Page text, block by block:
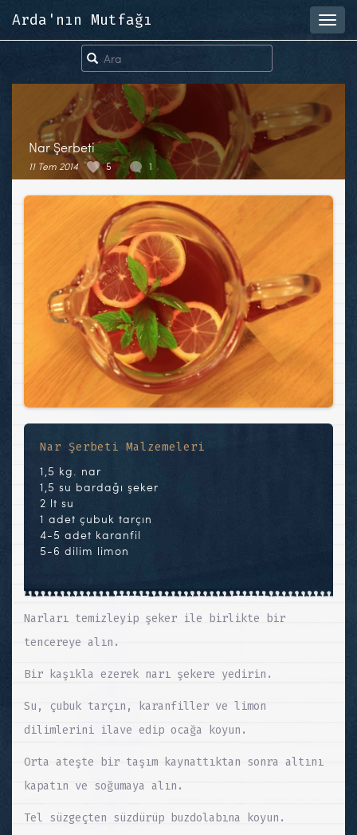
Arda'nın Mutfağı
Nar Şerbeti
11 Tem 2014 5 1
Nar Şerbeti Malzemeleri
1,5 kg. nar
1,5 su bardağı şeker
2 lt su
1 adet çubuk tarçın
4-5 adet karanfil
5-6 dilim limon
Narları temizleyip şeker ile birlikte bir
tencereye alın.
Bir kaşıkla ezerek narı şekere yedirin.
Su, çubuk tarçın, karanfiller ve limon
dilimlerini ilave edip ocağa koyun.
Orta ateşte bir taşım kaynattıktan sonra altını
kapatın ve soğumaya alın.
Tel süzgeçten süzdürüp buzdolabına koyun.